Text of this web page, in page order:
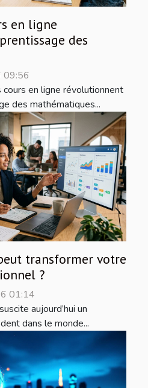
en ligne
des
09:56
en ligne révolutionnent
des mathématiques...
transformer votre
?
01:14
aujourd’hui un
dans le monde...